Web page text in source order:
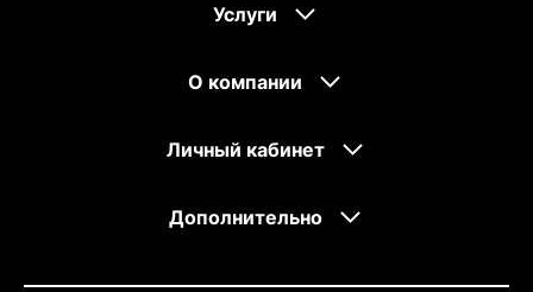
Услуги
О компании
Личный кабинет
Дополнительно